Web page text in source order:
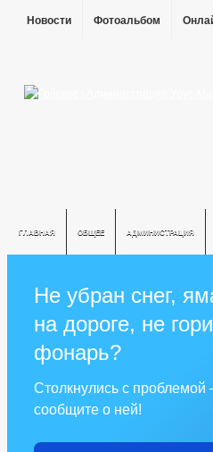
Новости Фотоальбом
ГЛАВНАЯ ОБЩЕЕ АДМИНИСТРАЦИЯ
Не убран снег,
на дороге, не
фонарь?
Столкнулись с
сообщите о ней!